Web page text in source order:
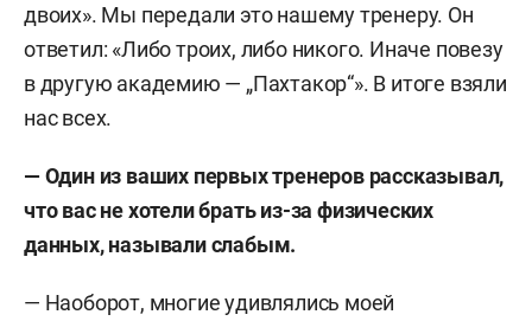
двоих». Мы передали это нашему тренеру. Он
ответил: «Либо троих, либо никого. Иначе повезу
в другую академию — „Пахтакор“». В итоге взяли
нас всех.
— Один из ваших первых тренеров рассказывал,
что вас не хотели брать из-за физических
данных, называли слабым.
— Наоборот, многие удивлялись моей